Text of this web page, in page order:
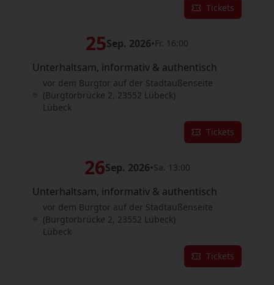
Tickets
25Sep. 2026•Fr. 16:00
Unterhaltsam, informativ & authentisch
vor dem Burgtor auf der Stadtaußenseite
(Burgtorbrücke 2, 23552 Lübeck)
Lübeck
Tickets
26Sep. 2026•Sa. 13:00
Unterhaltsam, informativ & authentisch
vor dem Burgtor auf der Stadtaußenseite
(Burgtorbrücke 2, 23552 Lübeck)
Lübeck
Tickets